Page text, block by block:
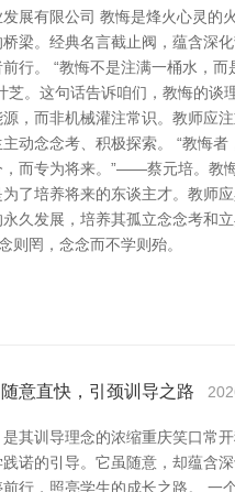
展有限公司 教悔是烽火心灵的
梁。经典名言截止阀，蕴含深化
行。 “教悔不是注满一桶水，而
。这句话告诉咱们，教悔的谈理
，而非机械灌注常识。教师应
动念念考、积极探索。 “教悔者
，而专为将来。”——蔡元培。教
了培养将来的东谈主才。教师
永久发展，培养其孤立念念考和
则罔，念念而不学则殆。
意直快，引颈训导之路
其训导理念的浓缩重庆笑口常
诺的引导。它虽随意，却蕴含
行，照亮学生的成长之路。 一